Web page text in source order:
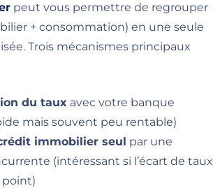
peut vous permettre de regrouper
+ consommation) en une seule
Trois mécanismes principaux
du taux avec votre banque
mais souvent peu rentable)
immobilier seul par une
(intéressant si l’écart de taux
point)